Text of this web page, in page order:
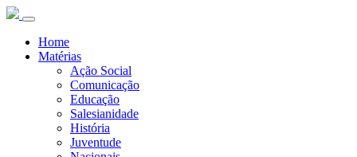
Home
Matérias
Ação Social
Comunicação
Educação
Salesianidade
História
Juventude